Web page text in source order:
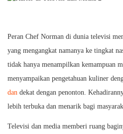
Peran Chef Norman di dunia televisi
yang mengangkat namanya ke tingkat
tidak hanya menampilkan kemampuan
menyampaikan pengetahuan kuliner
dan dekat dengan penonton.
lebih terbuka dan menarik bagi
Televisi dan media memberi ruang